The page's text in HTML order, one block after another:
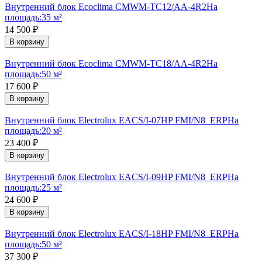
Внутренний блок Ecoclima CMWM-TC12/AA-4R2На
площадь:35 м²
14 500 ₽
В корзину
Внутренний блок Ecoclima CMWM-TC18/AA-4R2На
площадь:50 м²
17 600 ₽
В корзину
Внутренний блок Electrolux EACS/I-07HP FMI/N8_ERPНа
площадь:20 м²
23 400 ₽
В корзину
Внутренний блок Electrolux EACS/I-09HP FMI/N8_ERPНа
площадь:25 м²
24 600 ₽
В корзину
Внутренний блок Electrolux EACS/I-18HP FMI/N8_ERPНа
площадь:50 м²
37 300 ₽